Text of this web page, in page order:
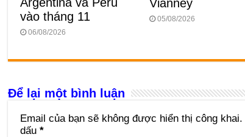
vào tháng 11
06/08/2026
Vianney
05/08/2026
Để lại một bình luận
Email của bạn sẽ không được hiển thị công khai.
dấu *